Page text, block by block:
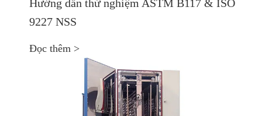
Hướng dẫn thử nghiệm ASTM B117 & ISO
9227 NSS
Đọc thêm >